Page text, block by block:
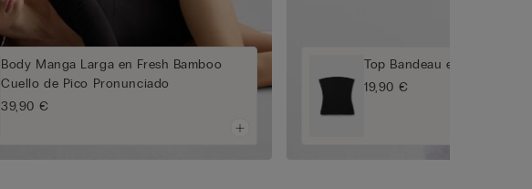
Body Manga Larga en Fresh Bamboo
Cuello de Pico Pronunciado
39,90 €
Top Bandeau en Fresh
19,90 €